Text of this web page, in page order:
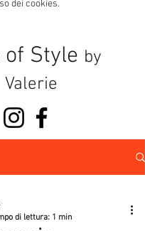
dei cookies.
of Style by
Valerie
di lettura: 1 min